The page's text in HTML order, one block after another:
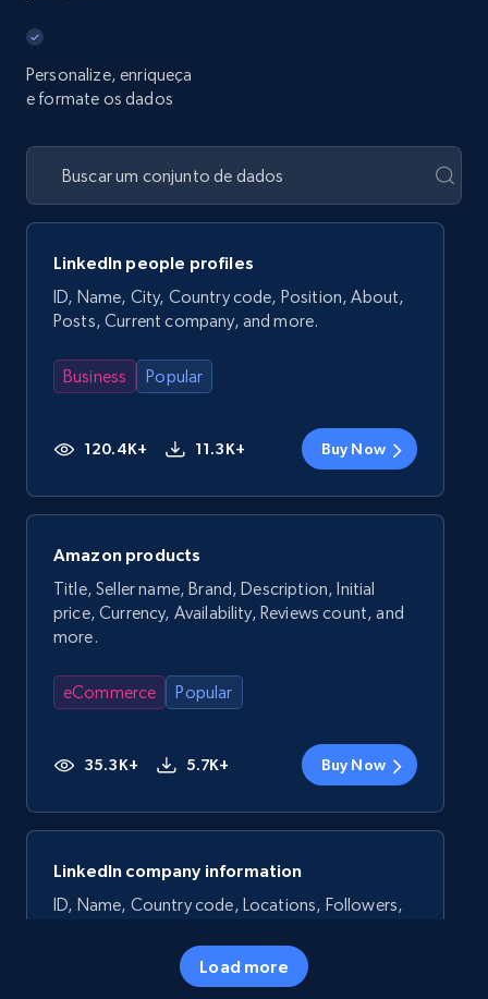
Personalize, enriqueça
e formate os dados
LinkedIn people profiles
ID, Name, City, Country code, Position, About,
Posts, Current company, and more.
Business Popular
120.4K+ 11.3K+ Buy Now
Amazon products
Title, Seller name, Brand, Description, Initial
price, Currency, Availability, Reviews count, and
more.
eCommerce Popular
35.3K+ 5.7K+ Buy Now
LinkedIn company information
ID, Name, Country code, Locations, Followers,
Load more